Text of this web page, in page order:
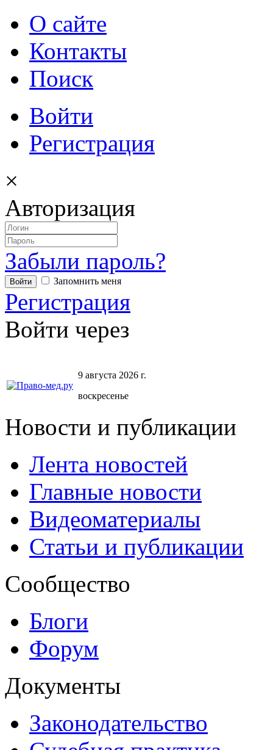
О сайте
Контакты
Поиск
Войти
Регистрация
×
Авторизация
Забыли пароль?
Запомнить меня
Регистрация
Войти через
9 августа 2026 г.
воскресенье
Новости и публикации
Лента новостей
Главные новости
Видеоматериалы
Статьи и публикации
Сообщество
Блоги
Форум
Документы
Законодательство